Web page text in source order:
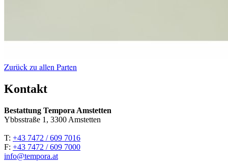
Zurück zu allen Parten
Kontakt
Bestattung Tempora Amstetten
Ybbsstraße 1, 3300 Amstetten
T: +43 7472 / 609 7016
F: +43 7472 / 609 7000
info@tempora.at